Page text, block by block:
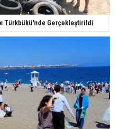
Türkbükü'nde Gerçekleştirildi